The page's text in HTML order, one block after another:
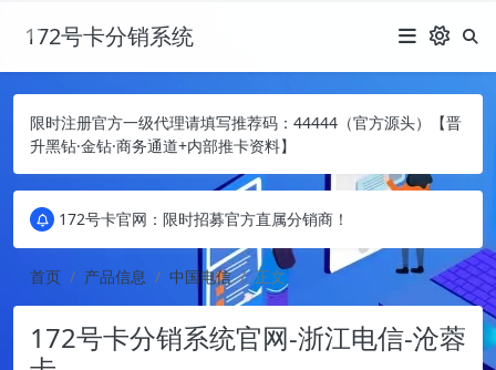
172号卡分销系统
限时注册官方一级代理请填写推荐码：44444（官方源头）【晋
升黑钻·金钻·商务通道+内部推卡资料】
172号卡官网：限时招募官方直属分销商！
172号卡官网：限时招募官方直属分销商！
172号卡官网：限时招募官方直属分销商！
首页 产品信息 中国电信 正文
172号卡分销系统官网-浙江电信-沧蓉